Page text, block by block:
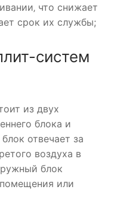
что снижает
срок их службы;
систем
из двух
блока и
отвечает за
воздуха в
блок
или